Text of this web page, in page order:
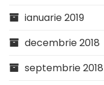
ianuarie 2019
decembrie 2018
septembrie 2018